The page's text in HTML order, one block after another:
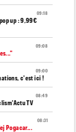
09:18
up : 9,99€
09:08
09:00
c'est ici !
08:49
TV
08:31
Pogacar...